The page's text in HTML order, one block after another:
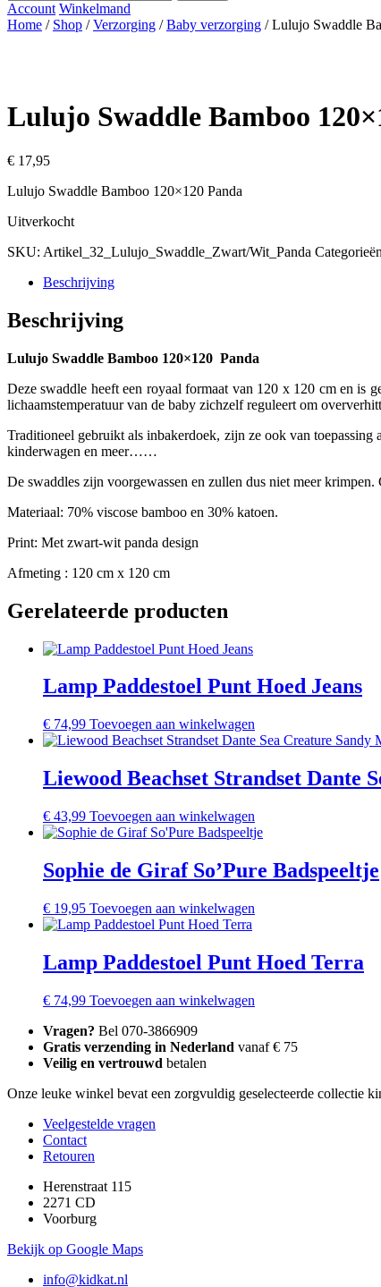
naar:
Account Winkelmand
Home / Shop /Verzorging /Baby verzorging / Lulujo Swaddle
Lulujo Swaddle Bamboo
€ 17,95
Lulujo Swaddle Bamboo 120×120 Panda
Uitverkocht
SKU: Artikel_32_Lulujo_Swaddle_Zwart/Wit_Panda
Beschrijving
Beschrijving
Lulujo Swaddle Bamboo 120×120 Panda
Deze swaddle heeft een royaal formaat van 120 x 120 cm en is
lichaamstemperatuur van de baby zichzelf reguleert om
Traditioneel gebruikt als inbakerdoek, zijn ze ook van
kinderwagen en meer……
De swaddles zijn voorgewassen en zullen dus niet meer
Materiaal: 70% viscose bamboo en 30% katoen.
Print: Met zwart-wit panda design
Afmeting : 120 cm x 120 cm
Gerelateerde producten
Lamp Paddestoel Punt Hoed Jeans
€ 74,99 Toevoegen aan winkelwagen
Liewood Beachset Strandset Dante
€ 43,99 Toevoegen aan winkelwagen
Sophie de Giraf So’Pure Badspeeltje
€ 19,95 Toevoegen aan winkelwagen
Lamp Paddestoel Punt Hoed Terra
€ 74,99 Toevoegen aan winkelwagen
Vragen? Bel 070-3866909
Gratis verzending in Nederland vanaf € 75
Veilig en vertrouwd betalen
Onze leuke winkel bevat een zorgvuldig geselecteerde collectie
Veelgestelde vragen
Contact
Retouren
Herenstraat 115
2271 CD
Voorburg
Bekijk op Google Maps
info@kidkat.nl